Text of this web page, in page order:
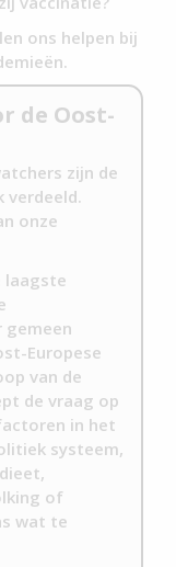
ons helpen bij
de Oost-
zijn de
verdeeld.
onze
laagste
gemeen
Europese
van de
de vraag op
in het
systeem,
of
wat te